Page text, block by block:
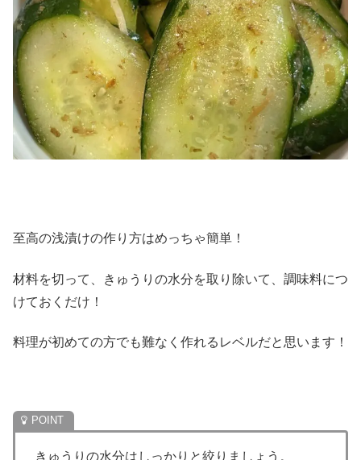
至高の浅漬けの作り方はめっちゃ簡単！
材料を切って、きゅうりの水分を取り除いて、調味料につ
けておくだけ！
料理が初めての方でも難なく作れるレベルだと思います！
きゅうりの水分はしっかりと絞りましょう。